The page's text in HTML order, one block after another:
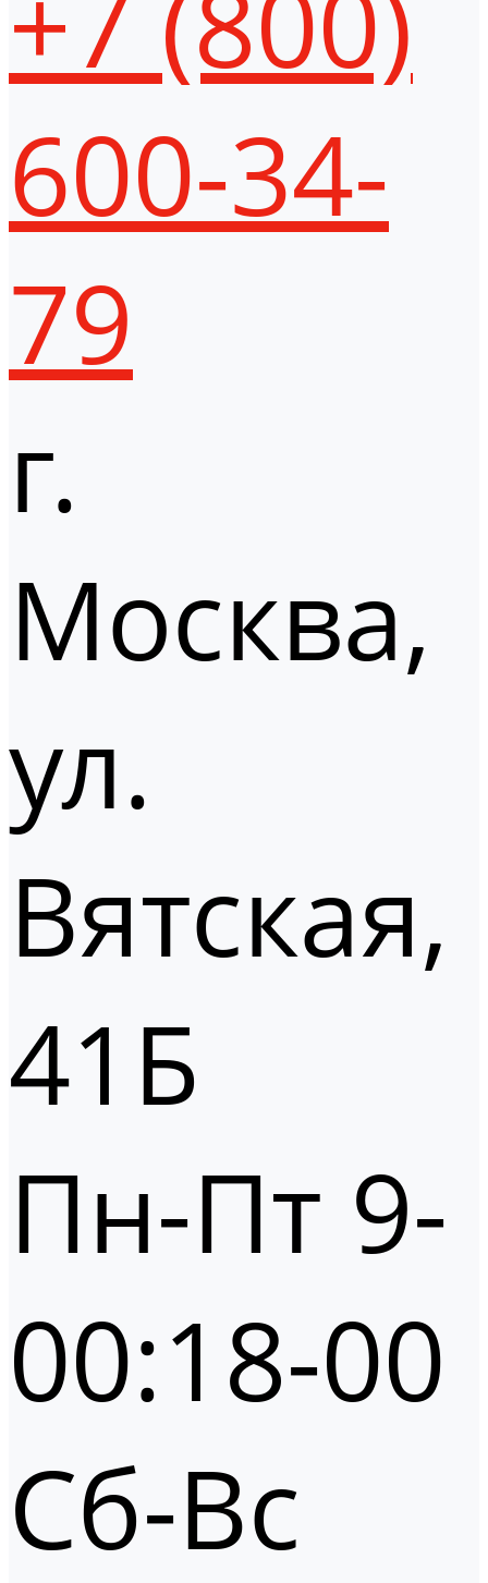
600-34-
79
г.
Москва,
ул.
Вятская,
41Б
Пн-Пт 9-
00:18-00
Сб-Вс